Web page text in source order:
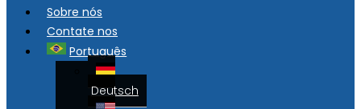
Sobre nós
Contate nos
Português
Deutsch